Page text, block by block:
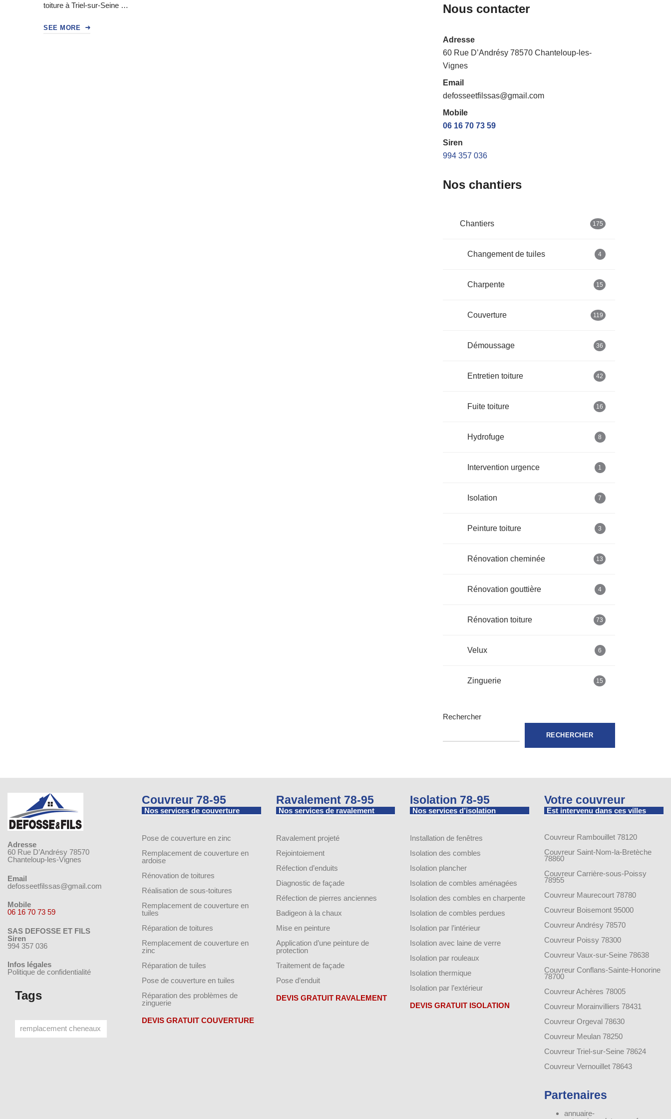
toiture à Triel-sur-Seine …
SEE MORE
Nous contacter
Adresse
60 Rue D’Andrésy 78570 Chanteloup-les-
Vignes
Email
defosseetfilssas@gmail.com
Mobile
06 16 70 73 59
Siren
994 357 036
Nos chantiers
Chantiers 175
Changement de tuiles 4
Charpente 15
Couverture 119
Démoussage 36
Entretien toiture 42
Fuite toiture 16
Hydrofuge 8
Intervention urgence 1
Isolation 7
Peinture toiture 3
Rénovation cheminée 13
Rénovation gouttière 4
Rénovation toiture 73
Velux 6
Zinguerie 15
Rechercher
RECHERCHER
Adresse
60 Rue D’Andrésy 78570
Chanteloup-les-Vignes
Email
defosseetfilssas@gmail.com
Mobile
06 16 70 73 59
SAS DEFOSSE ET FILS
Siren
994 357 036
Infos légales
Politique de confidentialité
Tags
Couvreur 78-95
Nos services de couverture
Pose de couverture en zinc
Remplacement de couverture en
ardoise
Rénovation de toitures
Réalisation de sous-toitures
Remplacement de couverture en
tuiles
Réparation de toitures
Remplacement de couverture en
zinc
Réparation de tuiles
Pose de couverture en tuiles
Réparation des problèmes de
zinguerie
DEVIS GRATUIT COUVERTURE
Ravalement 78-95
Nos services de ravalement
Ravalement projeté
Rejointoiement
Réfection d’enduits
Diagnostic de façade
Réfection de pierres anciennes
Badigeon à la chaux
Mise en peinture
Application d’une peinture de
protection
Traitement de façade
Pose d’enduit
DEVIS GRATUIT RAVALEMENT
Isolation 78-95
Nos services d’isolation
Installation de fenêtres
Isolation des combles
Isolation plancher
Isolation de combles aménagées
Isolation des combles en charpente
Isolation de combles perdues
Isolation par l’intérieur
Isolation avec laine de verre
Isolation par rouleaux
Isolation thermique
Isolation par l’extérieur
DEVIS GRATUIT ISOLATION
Votre couvreur
Est intervenu dans ces villes
Couvreur Rambouillet 78120
Couvreur Saint-Nom-la-Bretèche
78860
Couvreur Carrière-sous-Poissy
78955
Couvreur Maurecourt 78780
Couvreur Boisemont 95000
Couvreur Andrésy 78570
Couvreur Poissy 78300
Couvreur Vaux-sur-Seine 78638
Couvreur Conflans-Sainte-Honorine
78700
Couvreur Achères 78005
Couvreur Morainvilliers 78431
Couvreur Orgeval 78630
Couvreur Meulan 78250
Couvreur Triel-sur-Seine 78624
Couvreur Vernouillet 78643
Partenaires
annuaire-